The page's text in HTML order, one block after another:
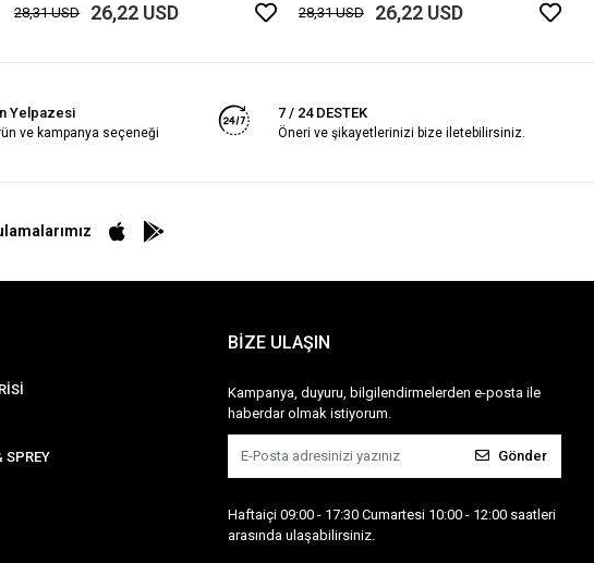
28,31 USD 26,22 USD 28,31 USD 26,22 USD
Yelpazesi
ve kampanya seçeneği
7 / 24 DESTEK
Öneri ve şikayetlerinizi bize iletebilirsiniz.
SPREY
BİZE ULAŞIN
Kampanya, duyuru, bilgilendirmelerden e-posta ile
haberdar olmak istiyorum.
Gönder
Haftaiçi 09:00 - 17:30 Cumartesi 10:00 - 12:00 saatleri
arasında ulaşabilirsiniz.